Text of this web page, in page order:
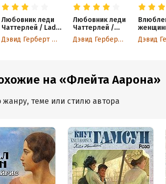
Любовник леди
Чаттерлей / Lady
Chatterley's
Lover. Книга дляДэвид Герберт Лоуренс
Любовник леди
Чаттерлей /
Lady
Chatterley's Дэвид Герберт Лоуренс
на «Флейта Аарона»
жанру, теме или стилю автора